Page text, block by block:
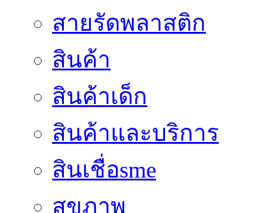
สายรัดพลาสติก
สินค้า
สินค้าเด็ก
สินค้าและบริการ
สินเชื่อsme
สุขภาพ